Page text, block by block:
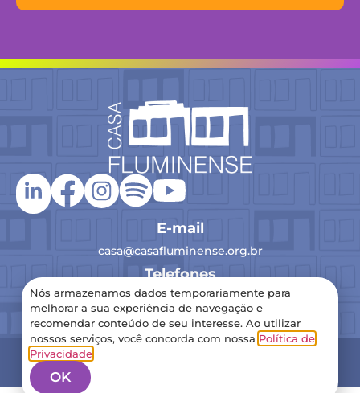
E-mail
casa@casafluminense.org.br
Telefones
(21) 2516-0193
2024 Casa Fluminense – Todos os direitos reservados
Nós armazenamos dados temporariamente para
melhorar a sua experiência de navegação e
recomendar conteúdo de seu interesse. Ao utilizar
nossos serviços, você concorda com nossa Política de
Privacidade.
OK